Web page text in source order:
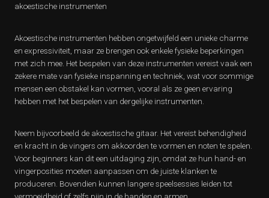
akoestische instrumenten
Akoestische instrumenten hebben ongetwijfeld een unieke charme
en expressiviteit, maar ze brengen ook enkele fysieke beperkingen
met zich mee. Het bespelen van deze instrumenten vereist vaak een
zekere mate van fysieke inspanning en techniek, wat voor sommige
mensen een obstakel kan vormen, vooral als ze geen ervaring
hebben met het bespelen van dergelijke instrumenten.
Neem bijvoorbeeld de akoestische gitaar. Het vereist behendigheid
en kracht in de vingers om akkoorden te vormen en noten te spelen.
Voor beginners kan dit een uitdaging zijn, omdat ze hun hand- en
vingerposities moeten aanpassen om de juiste klanken te
produceren. Bovendien kunnen langere speelsessies leiden tot